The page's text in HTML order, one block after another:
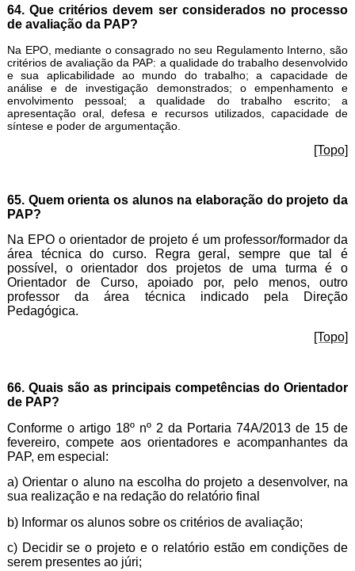
64. Que critérios devem ser considerados no processo
de avaliação da PAP?
Na EPO, mediante o consagrado no seu Regulamento Interno,são
critérios de avaliação da PAP: a qualidade do trabalho desenvolvido
e sua aplicabilidade ao mundo do trabalho; a capacidade de
análise e de investigação demonstrados; o empenhamento e
envolvimento pessoal; a qualidade do trabalho escrito; a
apresentação oral, defesa e recursos utilizados, capacidade de
síntese e poder de argumentação.
[Topo]
65. Quem orienta os alunos na elaboração do projeto da
PAP?
Na EPO o orientador de projeto é um professor/formador da
área técnica do curso. Regra geral, sempre que tal é
possível, o orientador dos projetos de uma turma é o
Orientador de Curso, apoiado por, pelo menos, outro
professor da área técnica indicado pela Direção
Pedagógica.
[Topo]
66. Quais são as principais competências do Orientador
de PAP?
Conforme o artigo 18º nº 2 da Portaria 74A/2013 de 15 de
fevereiro, compete aos orientadores e acompanhantes da
PAP, em especial:
a) Orientar o aluno na escolha do projeto a desenvolver, na
sua realização e na redação do relatório final
b) Informar os alunos sobre os critérios de avaliação;
c) Decidir se o projeto e o relatório estão em condições de
serem presentes ao júri;